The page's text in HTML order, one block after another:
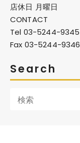
店休日 月曜日
CONTACT
Tel 03-5244-9345
Fax 03-5244-9346
Search